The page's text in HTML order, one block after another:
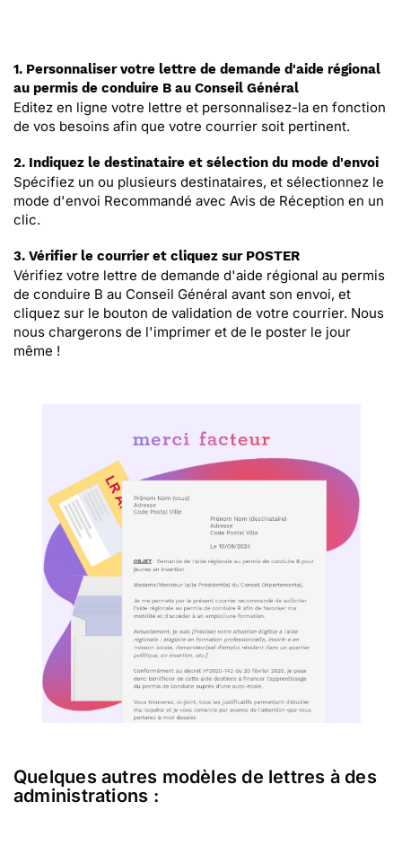
1. Personnaliser votre lettre de demande d'aide régional
au permis de conduire B au Conseil Général
Editez en ligne votre lettre et personnalisez-la en fonction
de vos besoins afin que votre courrier soit pertinent.
2. Indiquez le destinataire et sélection du mode d'envoi
Spécifiez un ou plusieurs destinataires, et sélectionnez le
mode d'envoi Recommandé avec Avis de Réception en un
clic.
3. Vérifier le courrier et cliquez sur POSTER
Vérifiez votre lettre de demande d'aide régional au permis
de conduire B au Conseil Général avant son envoi, et
cliquez sur le bouton de validation de votre courrier. Nous
nous chargerons de l'imprimer et de le poster le jour
même !
Quelques autres modèles de lettres à des
administrations :